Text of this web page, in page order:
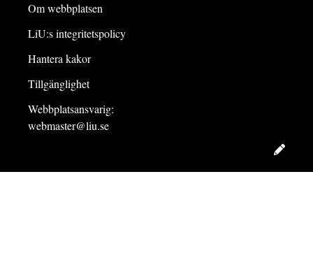
Om webbplatsen
LiU:s integritetspolicy
Hantera kakor
Tillgänglighet
Webbplatsansvarig:
webmaster@liu.se